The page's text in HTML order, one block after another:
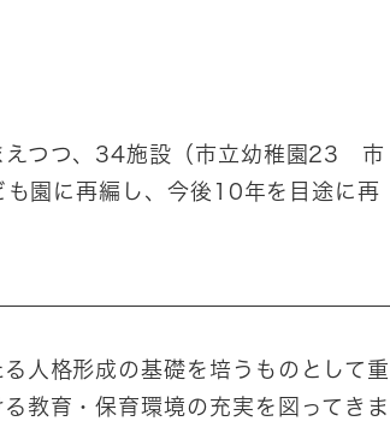
えつつ、34施設（市立幼稚園23 市
園に再編し、今後10年を目途に再
人格形成の基礎を培うものとして重
教育・保育環境の充実を図ってきま